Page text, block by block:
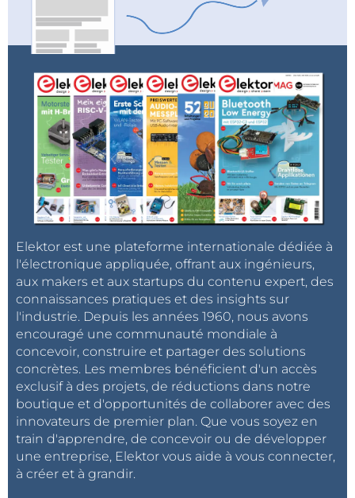
Elektor est une plateforme internationale dédiée à
l'électronique appliquée, offrant aux ingénieurs,
aux makers et aux startups du contenu expert, des
connaissances pratiques et des insights sur
l'industrie. Depuis les années 1960, nous avons
encouragé une communauté mondiale à
concevoir, construire et partager des solutions
concrètes. Les membres bénéficient d'un accès
exclusif à des projets, de réductions dans notre
boutique et d'opportunités de collaborer avec des
innovateurs de premier plan. Que vous soyez en
train d'apprendre, de concevoir ou de développer
une entreprise, Elektor vous aide à vous connecter,
à créer et à grandir.